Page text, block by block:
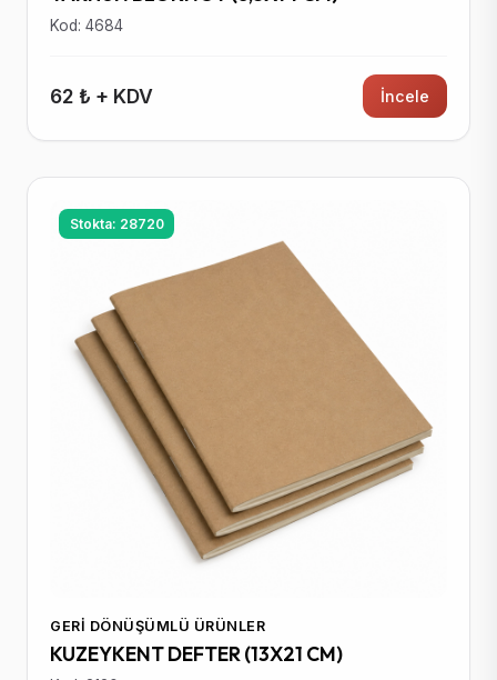
Kod: 4684
62 ₺ + KDV İncele
Stokta: 28720
GERI DÖNÜŞÜMLÜ ÜRÜNLER
KUZEYKENT DEFTER (13X21 CM)